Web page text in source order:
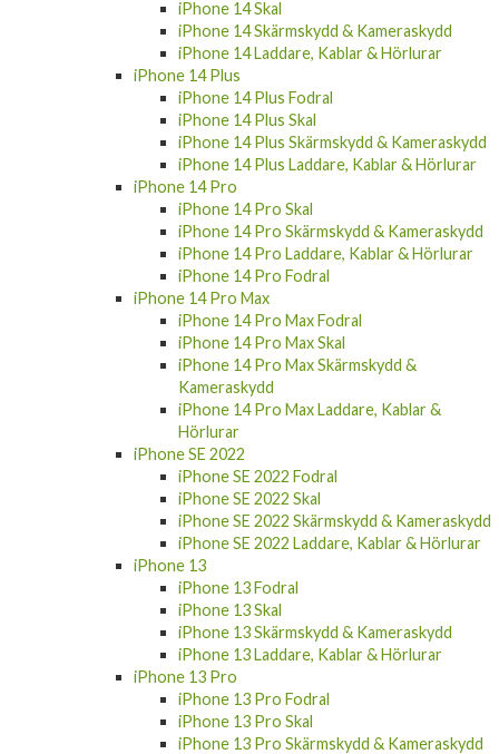
iPhone 14 Skal
iPhone 14 Skärmskydd & Kameraskydd
iPhone 14 Laddare, Kablar & Hörlurar
iPhone 14 Plus
iPhone 14 Plus Fodral
iPhone 14 Plus Skal
iPhone 14 Plus Skärmskydd & Kameraskydd
iPhone 14 Plus Laddare, Kablar & Hörlurar
iPhone 14 Pro
iPhone 14 Pro Skal
iPhone 14 Pro Skärmskydd & Kameraskydd
iPhone 14 Pro Laddare, Kablar & Hörlurar
iPhone 14 Pro Fodral
iPhone 14 Pro Max
iPhone 14 Pro Max Fodral
iPhone 14 Pro Max Skal
iPhone 14 Pro Max Skärmskydd &
Kameraskydd
iPhone 14 Pro Max Laddare, Kablar &
Hörlurar
iPhone SE 2022
iPhone SE 2022 Fodral
iPhone SE 2022 Skal
iPhone SE 2022 Skärmskydd & Kameraskydd
iPhone SE 2022 Laddare, Kablar & Hörlurar
iPhone 13
iPhone 13 Fodral
iPhone 13 Skal
iPhone 13 Skärmskydd & Kameraskydd
iPhone 13 Laddare, Kablar & Hörlurar
iPhone 13 Pro
iPhone 13 Pro Fodral
iPhone 13 Pro Skal
iPhone 13 Pro Skärmskydd & Kameraskydd